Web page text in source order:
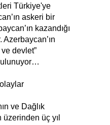
Türkiye'ye
askeri bir
kazandığı
ve devlet”
ve Dağlık
üzerinden üç yıl